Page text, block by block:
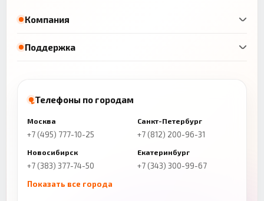
Компания
Поддержка
Телефоны по городам
Москва
+7 (495) 777-10-25
Санкт-Петербург
+7 (812) 200-96-31
Новосибирск
+7 (383) 377-74-50
Екатеринбург
+7 (343) 300-99-67
Показать все города